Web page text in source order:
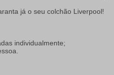
já o seu colchão Liverpool!
individualmente;